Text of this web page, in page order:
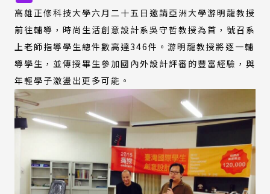
高雄正修科技大學六月二十五日邀請亞洲大學游明龍教授
前往輔導，時尚生活創意設計系吳守哲教授為首，號召系
上老師指導學生總件數高達346件。游明龍教授將逐一輔
導學生，並傳授畢生參加國內外設計評審的豐富經驗，與
年輕學子激盪出更多可能。